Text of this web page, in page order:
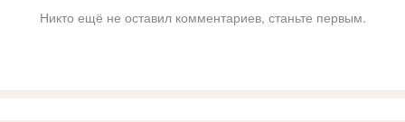
Никто ещё не оставил комментариев, станьте первым.